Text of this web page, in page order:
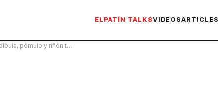
ELPATÍN TALKSVIDEOSARTICLES
pómulo y riñón t…